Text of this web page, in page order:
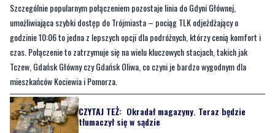
czas. Połączenie to zatrzymuje się na wielu kluczowych stacjach, takich jak
Tczew, Gdańsk Główny czy Gdańsk Oliwa, co czyni je bardzo wygodnym dla
mieszkańców Kociewia i Pomorza.
CZYTAJ TEŻ: Okradał magazyny. Teraz będzie
tłumaczył się w sądzie
Wieczorne podróże i elastyczne